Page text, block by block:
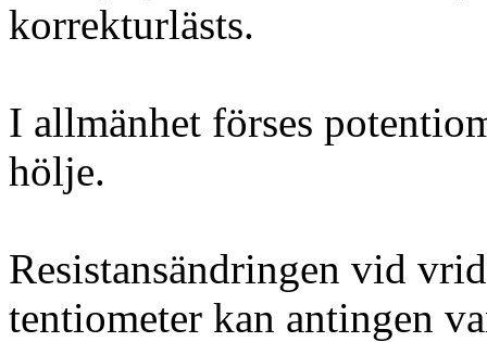
korrekturlästs.
I allmänhet förses
hölje.
Resistansändringen vid
tentiometer kan antingen